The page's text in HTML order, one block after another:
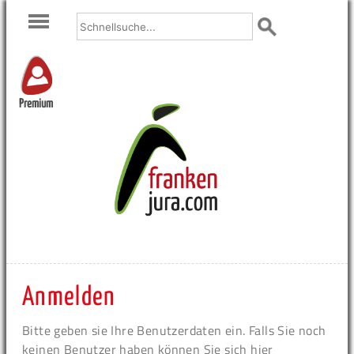
Premium
Anmelden
Bitte geben sie Ihre Benutzerdaten ein. Falls Sie noch
keinen Benutzer haben können Sie sich hier